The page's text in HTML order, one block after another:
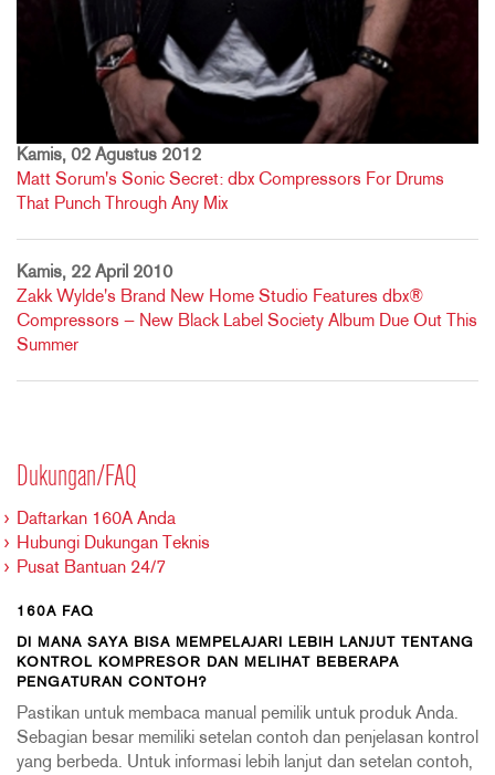
Kamis, 02 Agustus 2012
Matt Sorum's Sonic Secret: dbx Compressors For Drums
That Punch Through Any Mix
Kamis, 22 April 2010
Zakk Wylde's Brand New Home Studio Features dbx®
Compressors — New Black Label Society Album Due Out This
Summer
Dukungan/FAQ
Daftarkan 160A Anda
Hubungi Dukungan Teknis
Pusat Bantuan 24/7
160A FAQ
DI MANA SAYA BISA MEMPELAJARI LEBIH LANJUT TENTANG
KONTROL KOMPRESOR DAN MELIHAT BEBERAPA
PENGATURAN CONTOH?
Pastikan untuk membaca manual pemilik untuk produk Anda.
Sebagian besar memiliki setelan contoh dan penjelasan kontrol
yang berbeda. Untuk informasi lebih lanjut dan setelan contoh,